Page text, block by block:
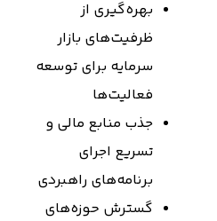
بهره‌گیری از
ظرفیت‌های بازار
سرمایه برای توسعه
فعالیت‌ها
جذب منابع مالی و
تسریع اجرای
برنامه‌های راهبردی
گسترش حوزه‌های